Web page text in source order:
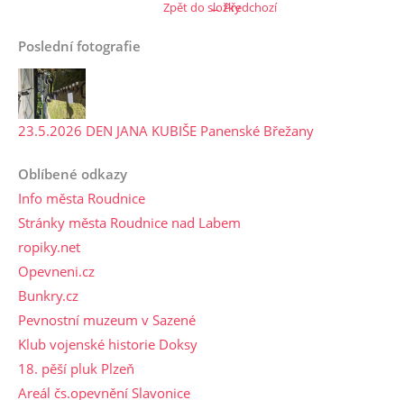
← Předchozí
Zpět do složky
Poslední fotografie
23.5.2026 DEN JANA KUBIŠE Panenské Břežany
Oblíbené odkazy
Info města Roudnice
Stránky města Roudnice nad Labem
ropiky.net
Opevneni.cz
Bunkry.cz
Pevnostní muzeum v Sazené
Klub vojenské historie Doksy
18. pěší pluk Plzeň
Areál čs.opevnění Slavonice